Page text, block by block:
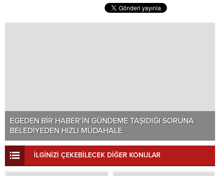
EGEDEN BİR HABER’İN GÜNDEME TAŞIDIĞI SORUNA
BELEDİYEDEN HIZLI MÜDAHALE
İLGİNİZİ ÇEKEBİLECEK DİĞER KONULAR